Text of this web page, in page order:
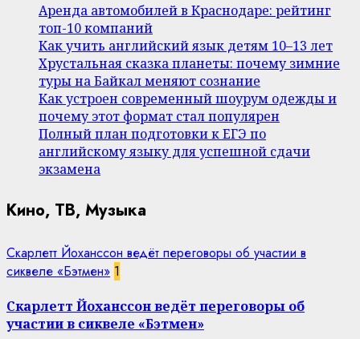
Аренда автомобилей в Краснодаре: рейтинг
топ-10 компаний
Как учить английский язык детям 10–13 лет
Хрустальная сказка планеты: почему зимние
туры на Байкал меняют сознание
Как устроен современный шоурум одежды и
почему этот формат стал популярен
Полный план подготовки к ЕГЭ по
английскому языку для успешной сдачи
экзамена
Кино, ТВ, Музыка
Скарлетт Йоханссон ведёт переговоры об участии в
сиквеле «Бэтмен» 1
Скарлетт Йоханссон ведёт переговоры об
участии в сиквеле «Бэтмен»